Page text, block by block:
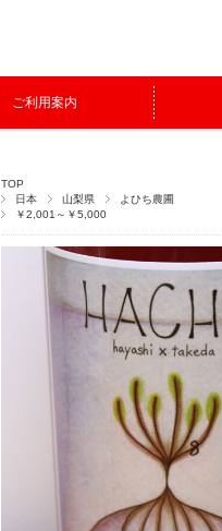
ご利用案内
TOP
日本
山梨県
よひち農圃
￥2,001～￥5,000